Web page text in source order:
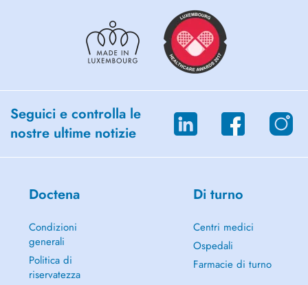
Seguici e controlla le
nostre ultime notizie
Doctena
Condizioni
generali
Politica di
riservatezza
Di turno
Centri medici
Ospedali
Farmacie di turno